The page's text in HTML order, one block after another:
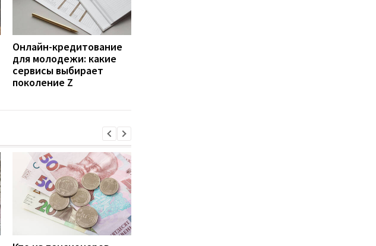
Онлайн-кредитование
для молодежи: какие
сервисы выбирает
поколение Z